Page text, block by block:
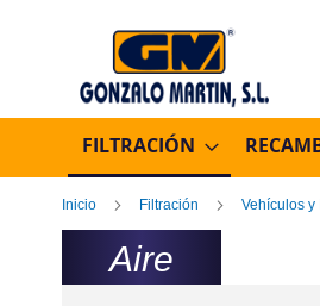
FILTRACIÓN
Inicio Filtración Vehículos y
Aire